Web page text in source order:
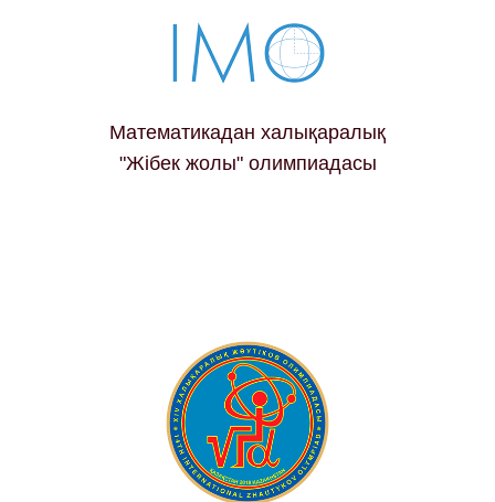
Математикадан халықаралық
"Жібек жолы" олимпиадасы